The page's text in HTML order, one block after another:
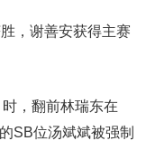
，谢善安获得主赛
，翻前林瑞东在
SB位汤斌斌被强制